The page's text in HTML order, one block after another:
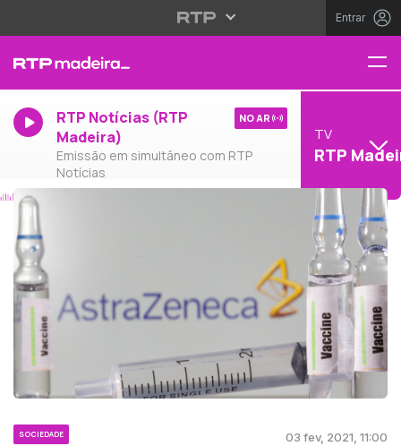
Entrar
RTP Notícias (RTP
Madeira)
Emissão em simultâneo com RTP
Notícias
NO AR
TV
RTP
SOCIEDADE 03 fev, 2021, 11:00